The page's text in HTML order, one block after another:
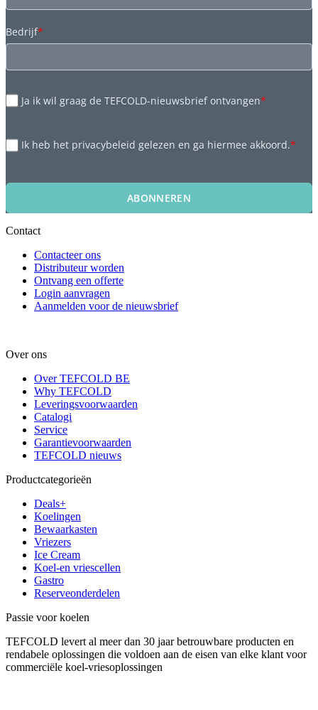
Bedrijf*
Ja ik wil graag de TEFCOLD-nieuwsbrief ontvangen*
Ik heb het privacybeleid gelezen en ga hiermee akkoord.*
ABONNEREN
Contact
Contacteer ons
Distributeur worden
Ontvang een offerte
Login aanvragen
Aanmelden voor de nieuwsbrief
Over ons
Over TEFCOLD BE
Why TEFCOLD
Leveringsvoorwaarden
Catalogi
Service
Garantievoorwaarden
TEFCOLD nieuws
Productcategorieën
Deals+
Koelingen
Bewaarkasten
Vriezers
Ice Cream
Koel-en vriescellen
Gastro
Reserveonderdelen
Passie voor koelen
TEFCOLD levert al meer dan 30 jaar betrouwbare producten en
rendabele oplossingen die voldoen aan de eisen van elke klant voor
commerciële koel-vriesoplossingen